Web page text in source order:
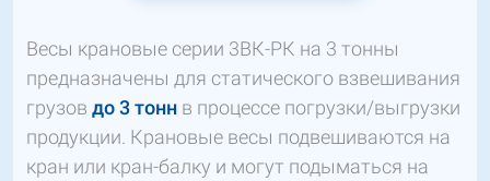
Весы крановые серии 3ВК-РК на 3 тонны
предназначены для статического взвешивания
грузов до 3 тонн в процессе погрузки/выгрузки
продукции. Крановые весы подвешиваются на
кран или кран-балку и могут подыматься на